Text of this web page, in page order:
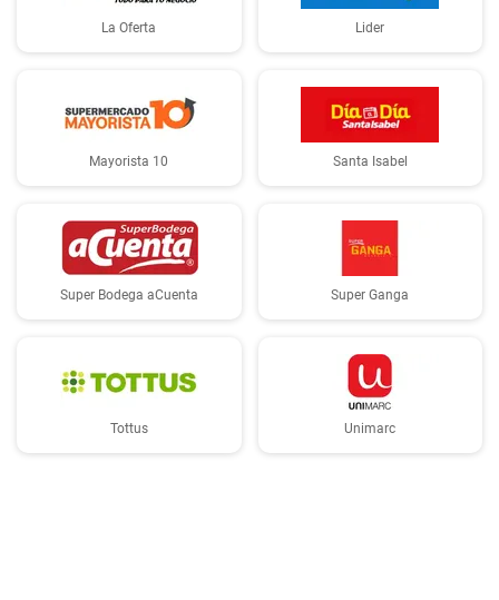
La Oferta Lider
Mayorista 10 Santa Isabel
Super Bodega aCuenta Super Ganga
Tottus Unimarc